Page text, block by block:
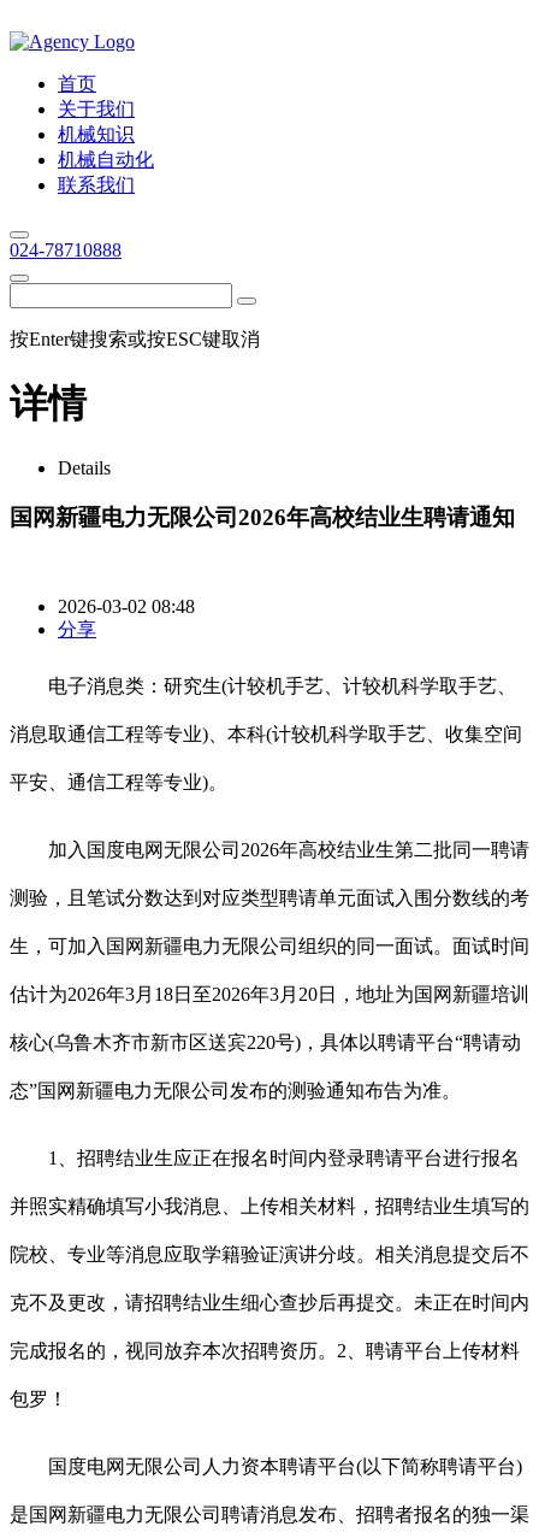
首页
关于我们
机械知识
机械自动化
联系我们
024-78710888
按Enter键搜索或按ESC键取消
详情
Details
国网新疆电力无限公司2026年高校结业生聘请通知
2026-03-02 08:48
分享
电子消息类：研究生(计较机手艺、计较机科学取手艺、
消息取通信工程等专业)、本科(计较机科学取手艺、收集空间
平安、通信工程等专业)。
加入国度电网无限公司2026年高校结业生第二批同一聘请
测验，且笔试分数达到对应类型聘请单元面试入围分数线的考
生，可加入国网新疆电力无限公司组织的同一面试。面试时间
估计为2026年3月18日至2026年3月20日，地址为国网新疆培训
核心(乌鲁木齐市新市区送宾220号)，具体以聘请平台“聘请动
态”国网新疆电力无限公司发布的测验通知布告为准。
1、招聘结业生应正在报名时间内登录聘请平台进行报名
并照实精确填写小我消息、上传相关材料，招聘结业生填写的
院校、专业等消息应取学籍验证演讲分歧。相关消息提交后不
克不及更改，请招聘结业生细心查抄后再提交。未正在时间内
完成报名的，视同放弃本次招聘资历。2、聘请平台上传材料
包罗！
国度电网无限公司人力资本聘请平台(以下简称聘请平台)
是国网新疆电力无限公司聘请消息发布、招聘者报名的独一渠